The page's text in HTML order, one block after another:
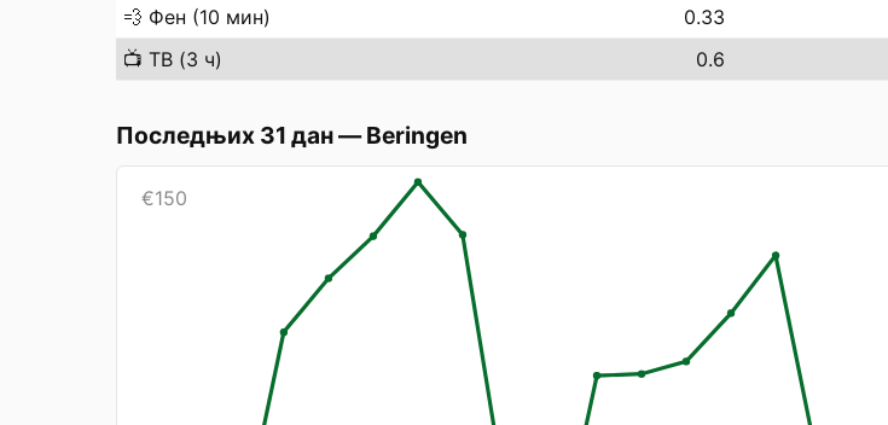
💨 Фен (10 мин) 0.33
📺 ТВ (3 ч) 0.6
Последњих 31 дан—Beringen
€150